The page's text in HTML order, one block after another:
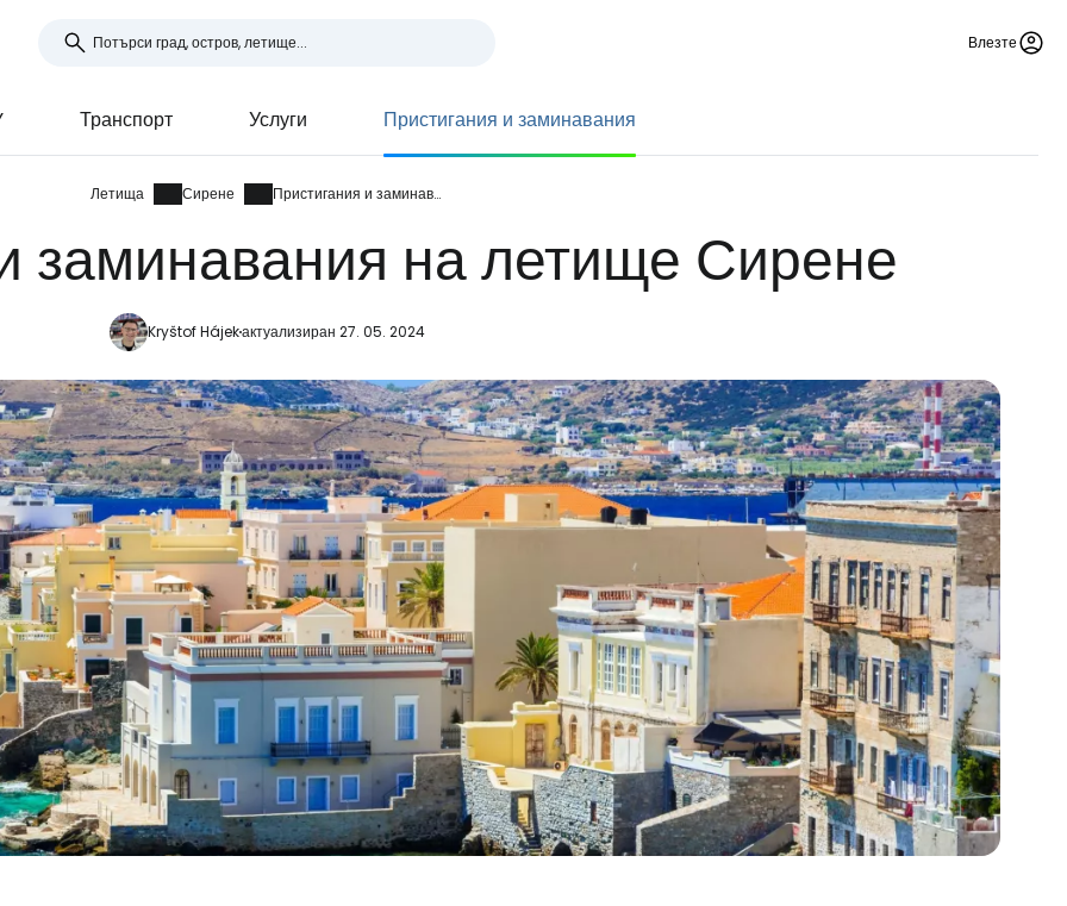
Влезте
Транспорт Услуги Пристигания и заминавания
Летища Сирене Пристигания и заминавания
заминавания на летище Сирене
Kryštof Hájekактуализиран 27. 05. 2024
Влезте в Cestee